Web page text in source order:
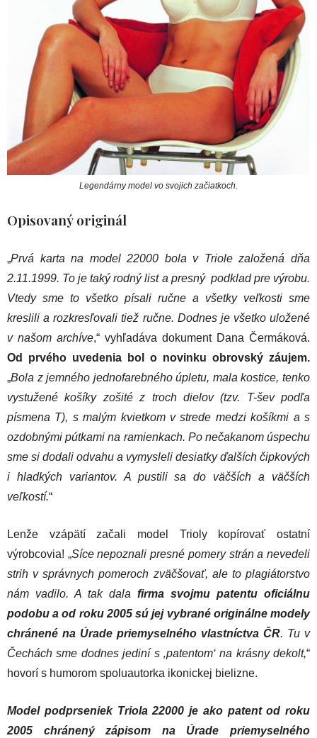
Legendárny model vo svojich začiatkoch.
Opisovaný originál
„Prvá karta na model 22000 bola v Triole založená dňa
2.11.1999. To je taký rodný list a presný podklad pre výrobu.
Vtedy sme to všetko písali ručne a všetky veľkosti sme
kreslili a rozkresľovali tiež ručne. Dodnes je všetko uložené
v našom archíve,“ vyhľadáva dokument Dana Čermáková.
Od prvého uvedenia bol o novinku obrovský záujem.
„Bola z jemného jednofarebného úpletu, mala kostice, tenko
vystužené košíky zošité z troch dielov (tzv. T-šev podľa
písmena T), s malým kvietkom v strede medzi košíkmi a s
ozdobnými pútkami na ramienkach. Po nečakanom úspechu
sme si dodali odvahu a vymysleli desiatky ďalších čipkových
i hladkých variantov. A pustili sa do väčších a väčších
veľkostí.“
Lenže vzápätí začali model Trioly kopírovať ostatní
výrobcovia! „Síce nepoznali presné pomery strán a nevedeli
strih v správnych pomeroch zväčšovať, ale to plagiátorstvo
nám vadilo. A tak dala firma svojmu patentu oficiálnu
podobu a od roku 2005 sú jej vybrané originálne modely
chránené na Úrade priemyselného vlastníctva ČR. Tu v
Čechách sme dodnes jediní s ‚patentom‘ na krásny dekolt,“
hovorí s humorom spoluautorka ikonickej bielizne.
Model podprseniek Triola 22000 je ako patent od roku
2005 chránený zápisom na Úrade priemyselného